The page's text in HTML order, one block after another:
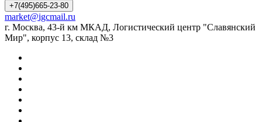
+7(495)665-23-80
market@igcmail.ru
г. Москва, 43-й км МКАД, Логистический центр "Славянский
Мир", корпус 13, склад №3